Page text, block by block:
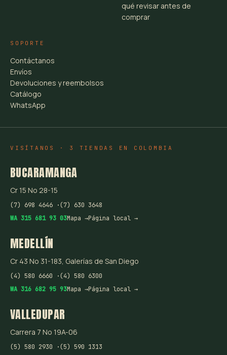
qué revisar antes de
comprar
SOPORTE
Contáctanos
Envíos
Devoluciones y reembolsos
Catálogo
WhatsApp
VISÍTANOS · 3 TIENDAS EN COLOMBIA
BUCARAMANGA
Cr 15 No 28-15
(7) 698 4646 ·(7) 630 3648
WA 315 681 93 03Mapa →Página local →
MEDELLÍN
Cr 43 No 31-183, Galerías de San Diego
(4) 580 6660 ·(4) 580 6300
WA 316 682 95 93Mapa →Página local →
VALLEDUPAR
Carrera 7 No 19A-06
(5) 580 2930 ·(5) 590 1313